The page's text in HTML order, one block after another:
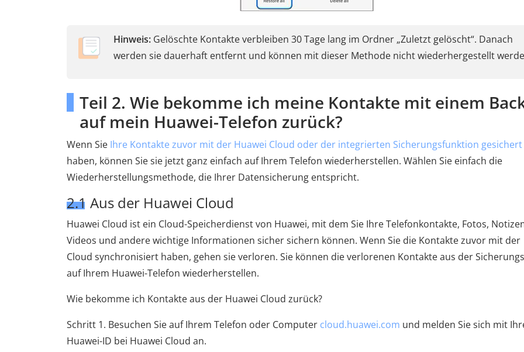
Hinweis: Gelöschte Kontakte verbleiben 30 Tage lang im Ordner „Zuletzt gelöscht“. Danach
werden sie dauerhaft entfernt und können mit dieser Methode nicht wiederhergestellt
Teil 2. Wie bekomme ich meine Kontakte mit einem
auf mein Huawei-Telefon zurück?
Wenn Sie Ihre Kontakte zuvor mit der Huawei Cloud oder der integrierten Sicherungsfunktion gesichert
haben, können Sie sie jetzt ganz einfach auf Ihrem Telefon wiederherstellen. Wählen Sie einfach die
Wiederherstellungsmethode, die Ihrer Datensicherung entspricht.
2.1 Aus der Huawei Cloud
Huawei Cloud ist ein Cloud-Speicherdienst von Huawei, mit dem Sie Ihre Telefonkontakte, Fotos,
Videos und andere wichtige Informationen sicher sichern können. Wenn Sie die Kontakte zuvor mit der
Cloud synchronisiert haben, gehen sie verloren. Sie können die verlorenen Kontakte aus der
auf Ihrem Huawei-Telefon wiederherstellen.
Wie bekomme ich Kontakte aus der Huawei Cloud zurück?
Schritt 1. Besuchen Sie auf Ihrem Telefon oder Computer cloud.huawei.com und melden Sie sich mit
Huawei-ID bei Huawei Cloud an.